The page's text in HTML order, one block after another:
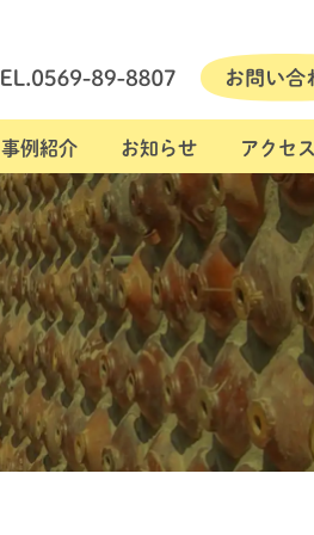
事例紹介 お知らせ アクセス